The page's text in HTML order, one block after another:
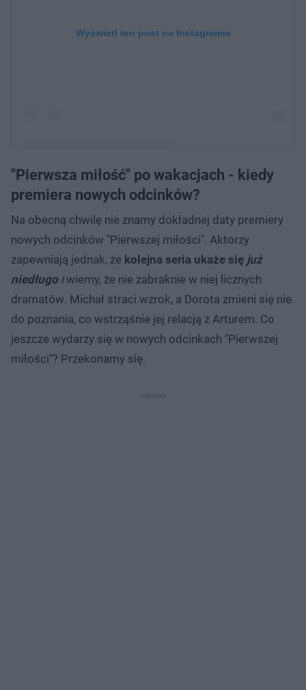
Wyświetl ten post na Instagramie
Post udostępniony przez Pierwsza Miłość
"Pierwsza miłość" po wakacjach - kiedy
premiera nowych odcinków?
Na obecną chwilę nie znamy dokładnej daty premiery
nowych odcinków "Pierwszej miłości". Aktorzy
zapewniają jednak, że kolejna seria ukaże się już
niedługo iwiemy, że nie zabraknie w niej licznych
dramatów. Michał straci wzrok, a Dorota zmieni się nie
do poznania, co wstrząśnie jej relacją z Arturem. Co
jeszcze wydarzy się w nowych odcinkach "Pierwszej
miłości"? Przekonamy się.